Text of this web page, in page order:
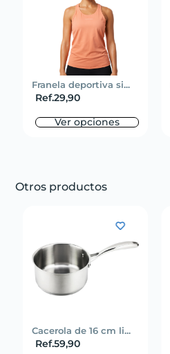
Franela deportiva si...
Ref.29,90
Ver opciones
Otros productos
Cacerola de 16 cm li...
Ref.59,90